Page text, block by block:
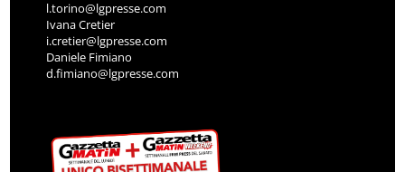
l.torino@lgpresse.com
Ivana Cretier
i.cretier@lgpresse.com
Daniele Fimiano
d.fimiano@lgpresse.com